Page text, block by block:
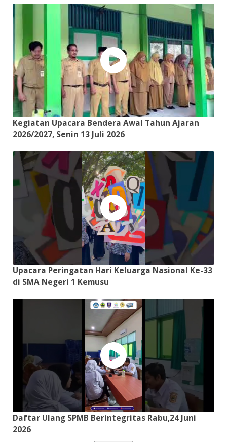
Kegiatan Upacara Bendera Awal Tahun Ajaran
2026/2027, Senin 13 Juli 2026
Upacara Peringatan Hari Keluarga Nasional Ke-33
di SMA Negeri 1 Kemusu
Daftar Ulang SPMB Berintegritas Rabu,24 Juni
2026